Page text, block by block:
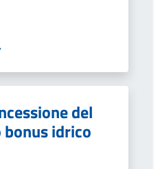
del
bonus idrico